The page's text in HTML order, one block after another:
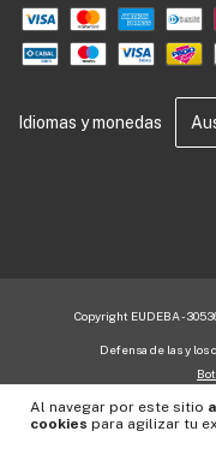
Al navegar por este sitio
cookies para agilizar tu
Idiomas y monedas
Copyright EUDEBA -
Defensa de las y los